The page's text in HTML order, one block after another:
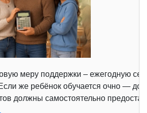
меру поддержки – ежегодную
Если же ребёнок обучается очно —
должны самостоятельно